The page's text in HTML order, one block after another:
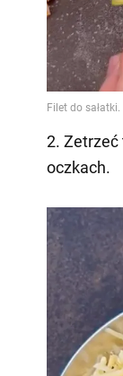
2. Zetrzeć
oczkach.